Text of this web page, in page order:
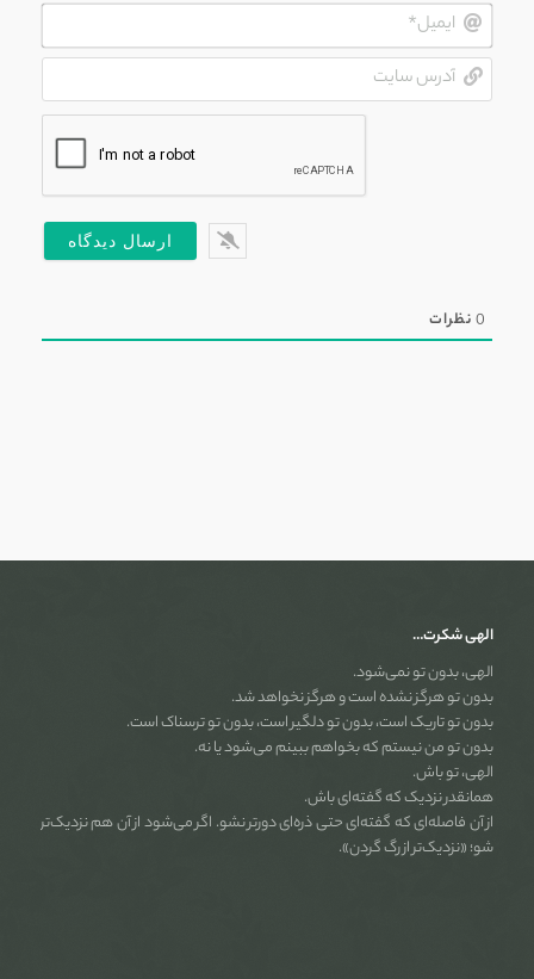
ایمیل*
0نظرات
الهی شکرت…
الهی، بدون تو نمی‌شود.
بدون تو هرگز نشده است و هرگز نخواهد شد.
بدون تو تاریک است، بدون تو دلگیر است، بدون تو ترسناک است.
بدون تو من نیستم که بخواهم ببینم می‌شود یا نه.
الهی، تو باش.
همانقدر نزدیک که گفته‌ای باش.
از آن فاصله‌ای که گفته‌ای حتی ذره‌ای دورتر نشو. اگر می‌شود از آن هم نزدیک‌تر
شو؛ «نزدیک‌تر از رگ گردن».